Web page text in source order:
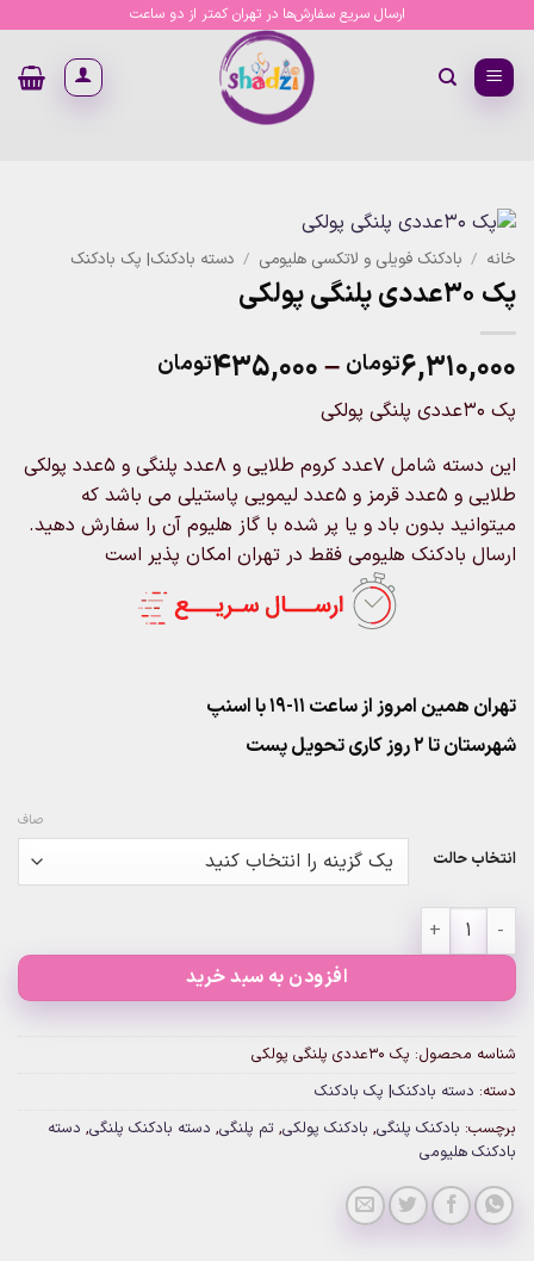
content
ارسال سریع سفارش‌ها در تهران کمتر از دو ساعت
خانه / بادکنک فویلی و لاتکسی هلیومی / دسته بادکنک| پک بادکنک
پک 30عددی پلنگی پولکی
۶,۳۱۰,۰۰۰تومان –۴۳۵,۰۰۰تومان
through
۶,۳۱۰,۰۰۰تومان
پک 30عددی پلنگی پولکی
این دسته شامل 7عدد کروم طلایی و 8عدد پلنگی و 5عدد پولکی
طلایی و 5عدد قرمز و 5عدد لیمویی پاستیلی می باشد که
میتوانید بدون باد و یا پر شده با گاز هلیوم آن را سفارش دهید.
ارسال بادکنک هلیومی فقط در تهران امکان پذیر است
تهران همین امروز از ساعت ۱۱-۱۹ با اسنپ
شهرستان تا 2 روز کاری تحویل پست
انتخاب حالت
صاف
افزودن به سبد خرید
شناسه محصول: پک 30عددی پلنگی پولکی
دسته: دسته بادکنک| پک بادکنک
برچسب: بادکنک پلنگی, بادکنک پولکی, تم پلنگی, دسته بادکنک پلنگی, دسته
بادکنک هلیومی